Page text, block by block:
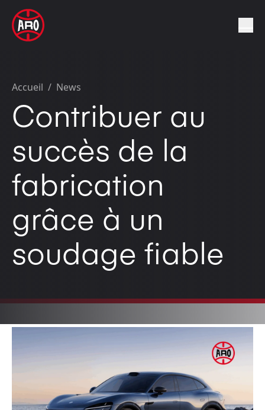
Accueil / News
Contribuer au
succès de la
fabrication
grâce à un
soudage fiable